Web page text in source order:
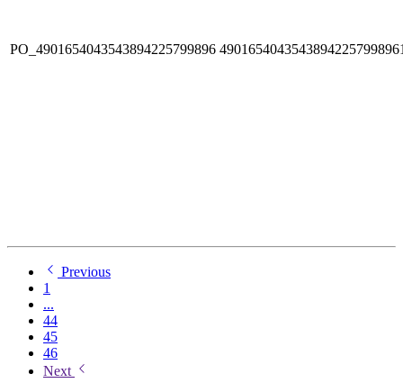
PO_4901654043543894225799896
Previous
1
...
44
45
46
Next